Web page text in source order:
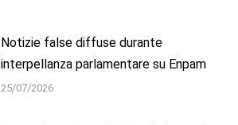
Notizie false diffuse durante
interpellanza parlamentare su Enpam
25/07/2026